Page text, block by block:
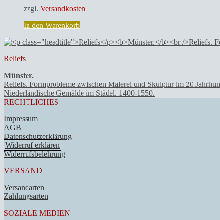
zzgl. Versandkosten
In den Warenkorb
Reliefs
Münster.
Reliefs. Formprobleme zwischen Malerei und Skulptur im 20
Niederländische Gemälde im Städel. 1400-1550.
RECHTLICHES
Impressum
AGB
Datenschutzerklärung
Widerruf erklären
Widerrufsbelehrung
VERSAND
Versandarten
Zahlungsarten
SOZIALE MEDIEN